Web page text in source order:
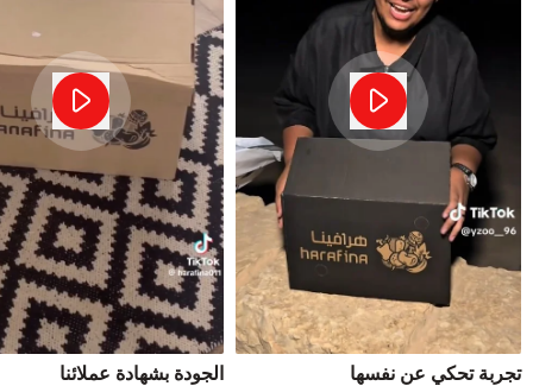
تجربة تحكي عن نفسها الجودة بشهادة عملائنا